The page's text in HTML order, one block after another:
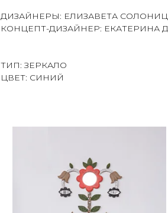
ДИЗАЙНЕРЫ: ЕЛИЗАВЕТА
КОНЦЕПТ-ДИЗАЙНЕР: ЕКАТЕРИНА
ТИП: ЗЕРКАЛО
ЦВЕТ: СИНИЙ